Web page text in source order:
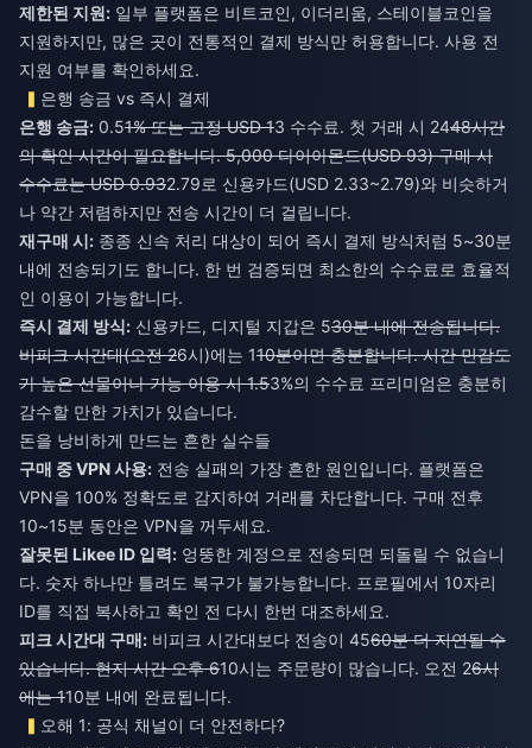
제한된 지원: 일부 플랫폼은 비트코인, 이더리움, 스테이블코인을
지원하지만, 많은 곳이 전통적인 결제 방식만 허용합니다. 사용 전
지원 여부를 확인하세요.
은행 송금 vs 즉시 결제
은행 송금: 0.51% 또는 고정 USD 13 수수료. 첫 거래 시 2448시간
의 확인 시간이 필요합니다. 5,000 다이아몬드(USD 93) 구매 시
수수료는 USD 0.932.79로 신용카드(USD 2.33~2.79)와 비슷하거
나 약간 저렴하지만 전송 시간이 더 걸립니다.
재구매 시: 종종 신속 처리 대상이 되어 즉시 결제 방식처럼 5~30분
내에 전송되기도 합니다. 한 번 검증되면 최소한의 수수료로 효율적
인 이용이 가능합니다.
즉시 결제 방식: 신용카드, 디지털 지갑은 530분 내에 전송됩니다.
비피크 시간대(오전 26시)에는 110분이면 충분합니다. 시간 민감도
가 높은 선물이나 기능 이용 시 1.53%의 수수료 프리미엄은 충분히
감수할 만한 가치가 있습니다.
돈을 낭비하게 만드는 흔한 실수들
구매 중 VPN 사용: 전송 실패의 가장 흔한 원인입니다. 플랫폼은
VPN을 100% 정확도로 감지하여 거래를 차단합니다. 구매 전후
10~15분 동안은 VPN을 꺼두세요.
잘못된 Likee ID 입력: 엉뚱한 계정으로 전송되면 되돌릴 수 없습니
다. 숫자 하나만 틀려도 복구가 불가능합니다. 프로필에서 10자리
ID를 직접 복사하고 확인 전 다시 한번 대조하세요.
피크 시간대 구매: 비피크 시간대보다 전송이 4560분 더 지연될 수
있습니다. 현지 시간 오후 610시는 주문량이 많습니다. 오전 26시
에는 110분 내에 완료됩니다.
오해 1: 공식 채널이 더 안전하다?